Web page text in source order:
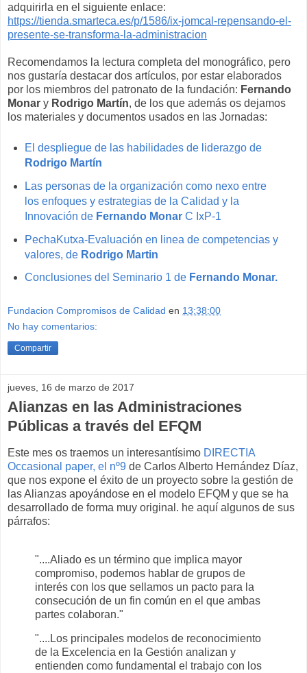
adquirirla en el siguiente enlace:
https://tienda.smarteca.es/p/1586/ix-jomcal-repensando-el-
presente-se-transforma-la-administracion
Recomendamos la lectura completa del monográfico, pero
nos gustaría destacar dos artículos, por estar elaborados
por los miembros del patronato de la fundación: Fernando
Monar y Rodrigo Martín, de los que además os dejamos
los materiales y documentos usados en las Jornadas:
El despliegue de las habilidades de liderazgo de
Rodrigo Martín
Las personas de la organización como nexo entre
los enfoques y estrategias de la Calidad y la
Innovación de Fernando MonarC IxP-1
PechaKutxa-Evaluación en linea de competencias y
valores, de Rodrigo Martin
Conclusiones del Seminario 1 de Fernando Monar.
Fundacion Compromisos de Calidad en 13:38:00
No hay comentarios:
Compartir
jueves, 16 de marzo de 2017
Alianzas en las Administraciones
Públicas a través del EFQM
Este mes os traemos un interesantísimo DIRECTIA
Occasional paper, el nº9 de Carlos Alberto Hernández Díaz,
que nos expone el éxito de un proyecto sobre la gestión de
las Alianzas apoyándose en el modelo EFQM y que se ha
desarrollado de forma muy original. he aquí algunos de sus
párrafos:
"....Aliado es un término que implica mayor
compromiso, podemos hablar de grupos de
interés con los que sellamos un pacto para la
consecución de un fin común en el que ambas
partes colaboran."
"....Los principales modelos de reconocimiento
de la Excelencia en la Gestión analizan y
entienden como fundamental el trabajo con los